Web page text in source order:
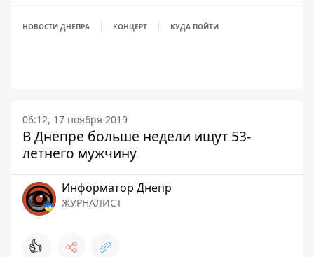
НОВОСТИ ДНЕПРА КОНЦЕРТ КУДА ПОЙТИ
06:12, 17 ноября 2019
В Днепре больше недели ищут 53-
летнего мужчину
Информатор Днепр
ЖУРНАЛИСТ
👍